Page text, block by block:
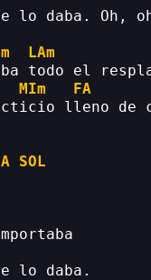
lo daba. Oh,
LAm
todo el
MIm FA
lleno de
SOL
lo daba.